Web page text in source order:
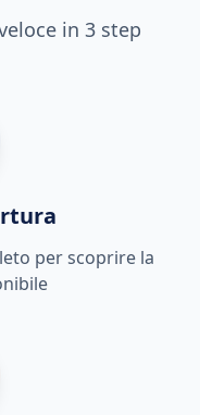
in 3 step
per scoprire la